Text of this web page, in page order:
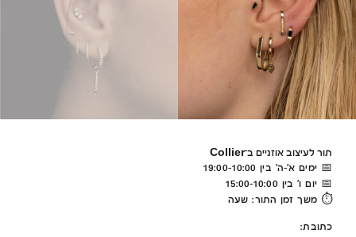
תור לעיצוב אוזניים ב־Collier
📅ימים א’-ה’ בין 10:00–19:00
📅יום ו’ בין 10:00–15:00
⏱️משך זמן התור: שעה
כתובת: